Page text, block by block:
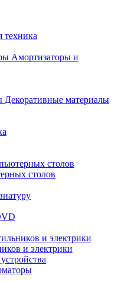
техника
Амортизаторы и
Декоративные материалы
столов
и электрики